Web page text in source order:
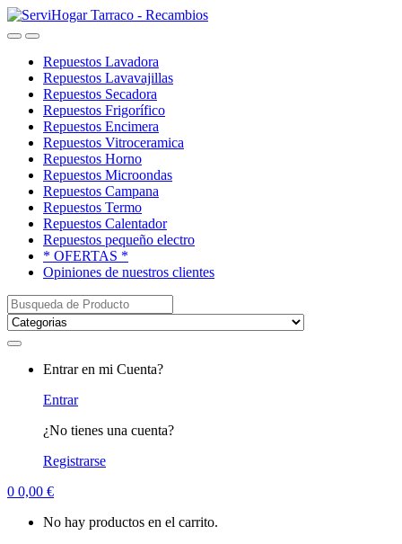
Saltar
a
saltar
al
OpenClose
Repuestos Lavadora
Repuestos Lavavajillas
Repuestos Secadora
Repuestos Frigorífico
Repuestos Encimera
Repuestos Vitroceramica
Repuestos Horno
Repuestos Microondas
Repuestos Campana
Repuestos Termo
Repuestos Calentador
Repuestos pequeño electro
* OFERTAS *
Opiniones de nuestros clientes
Buscar:
Entrar en mi Cuenta?
Entrar
¿No tienes una cuenta?
Registrarse
0 0,00 €
No hay productos en el carrito.